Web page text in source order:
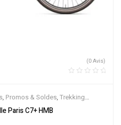
(0 Avis)
, Promos & Soldes, Trekking
Velos Electriques,
Paris C7+ HMB